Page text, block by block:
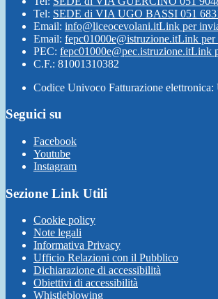
Tel: SEDE di VIA UGO BASSI 051
Email: info@liceocevolani.itLink per
Email: fepc01000e@istruzione.itLink per
PEC: fepc01000e@pec.istruzione.itLink
C.F.: 81001310382
Codice Univoco Fatturazione
Seguici su
Facebook
Youtube
Instagram
Sezione Link Utili
Cookie policy
Note legali
Informativa Privacy
Ufficio Relazioni con il Pubblico
Dichiarazione di accessibilità
Obiettivi di accessibilità
Whistleblowing